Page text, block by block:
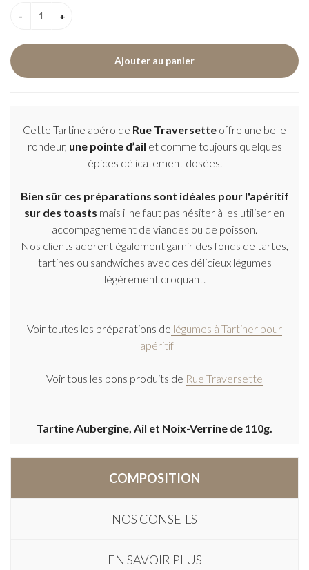
Cette Tartine apéro de Rue Traversette offre une belle
rondeur, une pointe d’ail et comme toujours quelques
épices délicatement dosées.
Bien sûr ces préparations sont idéales pour l'apéritif
sur des toasts mais il ne faut pas hésiter à les utiliser en
accompagnement de viandes ou de poisson.
Nos clients adorent également garnir des fonds de tartes,
tartines ou sandwiches avec ces délicieux légumes
légèrement croquant.
Voir toutes les préparations de légumes à Tartiner pour
l'apéritif
Voir tous les bons produits de Rue Traversette
Tartine Aubergine, Ail et Noix-Verrine de 110g.
COMPOSITION
NOS CONSEILS
EN SAVOIR PLUS